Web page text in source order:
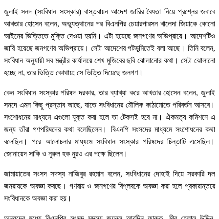
জুলাই সনদ (সংবিধান সংস্কার) বাস্তবায়ন আদেশ জারির বৈধতা নিয়ে প্রশ্নের জবাবে
আখতার হোসেন বলেন, অভ্যুত্থানের পর বিএনপির চেয়ারপারসন খালেদা জিয়াকে কোনো
আইনের ভিত্তিতে মুক্তি দেওয়া হয়নি। এটা হয়েছে জনগণের অভিপ্রায়ে। আদেশটিও
জারি হয়েছে জনগণের অভিপ্রায়ে। সেটা আদেশের পটভূমিতেই বলা আছে। তিনি বলেন,
সংবিধান অনুযায়ী সব মন্ত্রীর কার্যালয়ে শেখ মুজিবের ছবি ঝোলানোর কথা। সেটা ঝোলানো
হচ্ছে না, তার ভিত্তি কোথায়; সে ভিত্তি দিয়েছে জনগণ।
কেন সংবিধান সংস্কার পরিষদ দরকার, তার ব্যাখ্যা করে আখতার হোসেন বলেন, জুলাই
সনদে এমন কিছু প্রস্তাব আছে, যাতে সংবিধানের মৌলিক কাঠামোতে পরিবর্তন আসবে।
সংশোধনের মাধ্যমে এগুলো যুক্ত করা হলে তা টেকসই হবে না। ঐকমত্য কমিশনে এ
জন্য তাঁরা গণপরিষদের কথা বলেছিলেন। বিএনপি সংসদের মাধ্যমে সংশোধনের কথা
বলেছিল। পরে আলোচনার মাধ্যমে সংবিধান সংস্কার পরিষদের চিন্তাটি এসেছিল।
জোনায়েদ সাকি ও নুরুল হক নুরও এর পক্ষে ছিলেন।
জামায়াতের সংসদ সদস্য নাজিবুর রহমান বলেন, সংবিধানের দোহাই দিয়ে সরকারি দল
জনরায়কে অবজ্ঞা করছে। গণরায় ও জনগণের বিপ্লবকে অবজ্ঞা করা হলে প্রকারান্তরে
সংবিধানকে অবজ্ঞা করা হয়।